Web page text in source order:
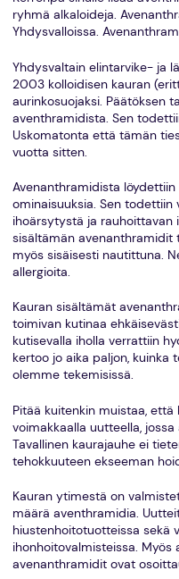
ryhmä alkaloideja.
Yhdysvalloissa.
Yhdysvaltain elintarvike- ja
2003 kolloidisen kauran
aurinkosuojaksi. Päätöksen
aventhramidista. Sen
Uskomatonta että tämän
vuotta sitten.
Avenanthramidista
ominaisuuksia. Sen
ihoärsytystä ja rauhoittavan
sisältämän avenanthramidit
myös sisäisesti nautittuna.
allergioita.
Kauran sisältämät
toimivan kutinaa
kutisevalla iholla verrattiin
kertoo jo aika paljon, kuinka
olemme tekemisissä.
Pitää kuitenkin muistaa,
voimakkaalla uutteella,
Tavallinen kaurajauhe ei
tehokkuuteen ekseeman
Kauran ytimestä on
määrä aventhramidia.
hiustenhoitotuotteissa sekä
ihonhoitovalmisteissa. Myös
avenanthramidit ovat